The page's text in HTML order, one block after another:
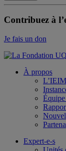
Contribuez à
Je fais un don
À propos
L’IEIM
Expert-e-s